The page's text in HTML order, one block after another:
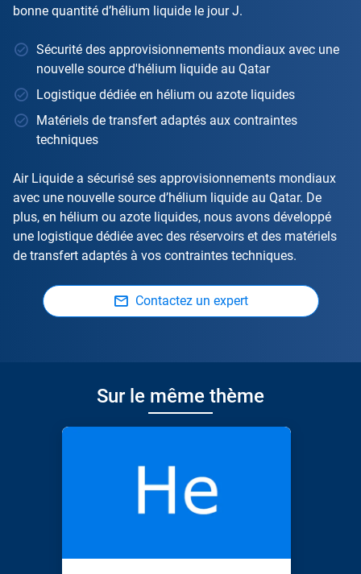
bonne quantité d’hélium liquide le jour J.
Sécurité des approvisionnements mondiaux avec une
nouvelle source d'hélium liquide au Qatar
Logistique dédiée en hélium ou azote liquides
Matériels de transfert adaptés aux contraintes
techniques
Air Liquide a sécurisé ses approvisionnements mondiaux
avec une nouvelle source d’hélium liquide au Qatar. De
plus, en hélium ou azote liquides, nous avons développé
une logistique dédiée avec des réservoirs et des matériels
de transfert adaptés à vos contraintes techniques.
Contactez un expert
Sur le même thème